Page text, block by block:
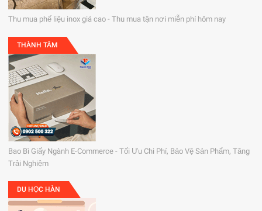
Thu mua phế liệu inox giá cao - Thu mua tận nơi miễn phí hôm nay
THÀNH TÂM
Bao Bì Giấy Ngành E-Commerce - Tối Ưu Chi Phí, Bảo Vệ Sản Phẩm, Tăng
Trải Nghiệm
DU HỌC HÀN